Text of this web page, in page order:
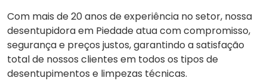
Com mais de 20 anos de experiência no setor, nossa
desentupidora em Piedade atua com compromisso,
segurança e preços justos, garantindo a satisfação
total de nossos clientes em todos os tipos de
desentupimentos e limpezas técnicas.